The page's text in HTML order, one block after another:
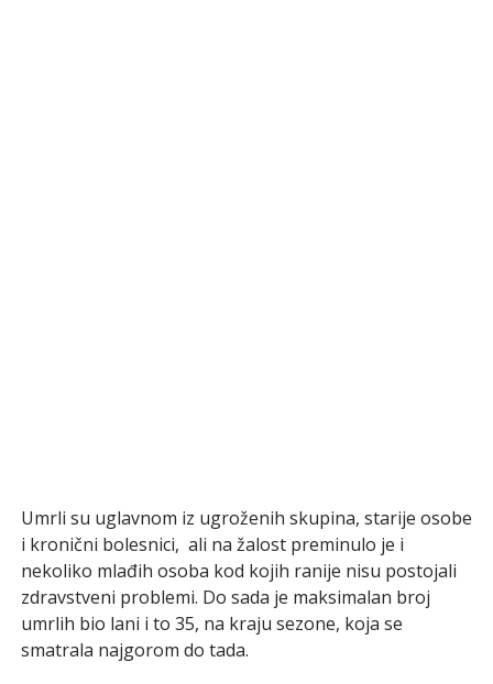
Umrli su uglavnom iz ugroženih skupina, starije osobe
i kronični bolesnici, ali na žalost preminulo je i
nekoliko mlađih osoba kod kojih ranije nisu postojali
zdravstveni problemi. Do sada je maksimalan broj
umrlih bio lani i to 35, na kraju sezone, koja se
smatrala najgorom do tada.